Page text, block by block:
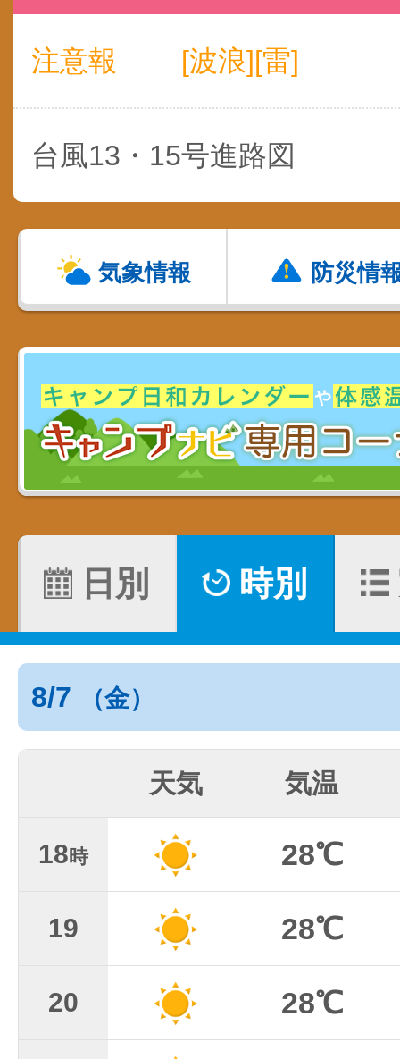
注意報 [波浪][雷]
台風13・15号進路図
気象情報 防災情
日別 時別
8/7 （金）
天気 気温
18時 28℃
19 28℃
20 28℃